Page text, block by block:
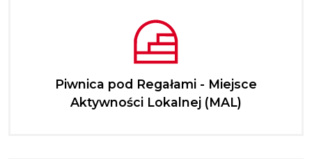
Piwnica pod Regałami - Miejsce
Aktywności Lokalnej (MAL)